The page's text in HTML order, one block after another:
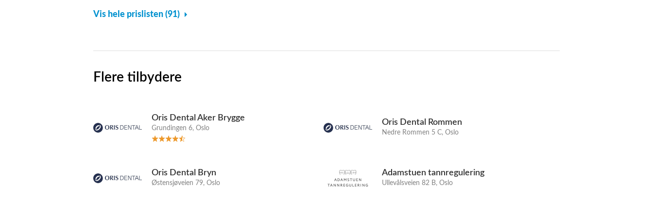
Vis hele prislisten (91)
Flere tilbydere
Oris Dental Aker Brygge
Grundingen 6, Oslo
Oris Dental Rommen
Nedre Rommen 5 C, Oslo
Oris Dental Bryn
Østensjøveien 79, Oslo
Adamstuen tannregulering
Ullevålsveien 82 B, Oslo